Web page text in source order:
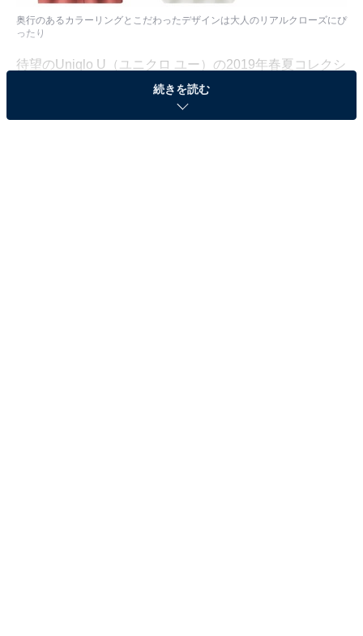
奥行のあるカラーリングとこだわったデザインは大人のリアルクローズにぴ
ったり
待望のUniqlo U（ユニクロ ユー）の2019年春夏コレクシ
ョンが、2月1日（金）より発売開始に！ ロゴデザインも
一新され、さらに充実したラインナップの新コレクショ
続きを読む